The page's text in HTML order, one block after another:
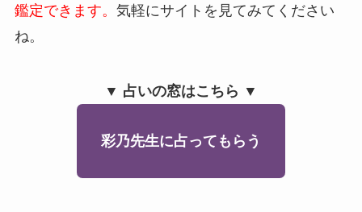
鑑定できます。 気軽にサイトを見てみてください
ね。
▼ 占いの窓はこちら ▼
彩乃先生に占ってもらう